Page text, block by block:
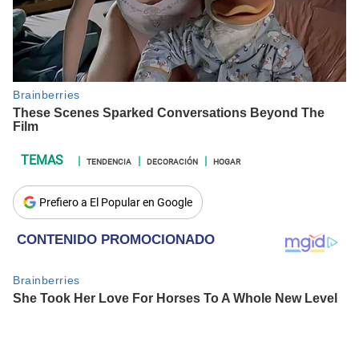
TENDENCIA DECORACIÓN HOGAR
Prefiero a El Popular en Google